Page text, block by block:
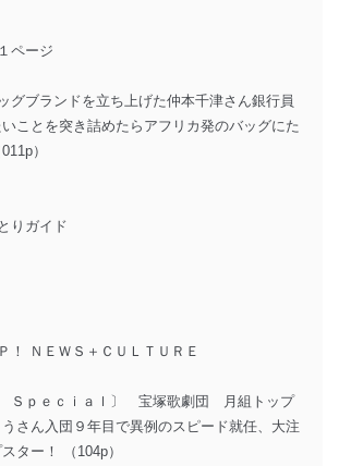
ページ
グブランドを立ち上げた仲本千津さん銀行員
ことを突き詰めたらアフリカ発のバッグにた
）
りガイド
ＮＥＷＳ＋ＣＵＬＴＵＲＥ
Ｓｐｅｃｉａｌ〕 宝塚歌劇団 月組トップ
さん入団９年目で異例のスピード就任、大注
ター！ （104p）